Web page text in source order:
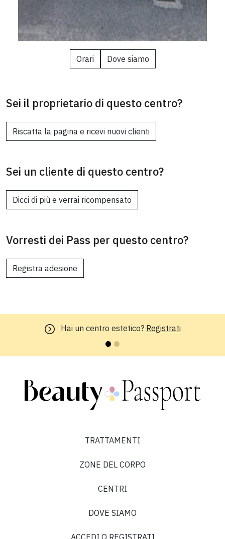
Orari Dove siamo
Sei il proprietario di questo centro?
Riscatta la pagina e ricevi nuovi clienti
Sei un cliente di questo centro?
Dicci di più e verrai ricompensato
Vorresti dei Pass per questo centro?
Registra adesione
Hai un centro estetico? Registrati
TRATTAMENTI
ZONE DEL CORPO
CENTRI
DOVE SIAMO
ACCEDI O REGISTRATI